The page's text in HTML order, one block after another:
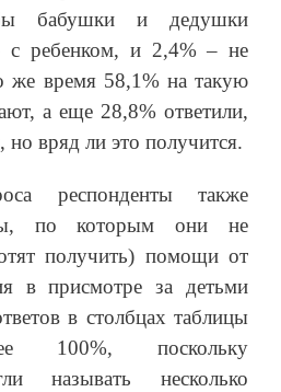
бабушки и дедушки
с ребенком, и 2,4% – не
же время 58,1% на такую
а еще 28,8% ответили,
вряд ли это получится.
респонденты также
по которым они не
получить) помощи от
в присмотре за детьми
в столбцах таблицы
100%, поскольку
называть несколько